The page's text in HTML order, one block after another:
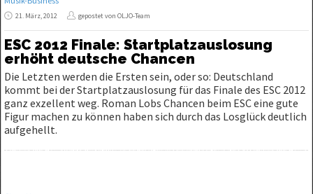
21. März, 2012 gepostet von OLJO-Team
ESC 2012 Finale: Startplatzauslosung
erhöht deutsche Chancen
Die Letzten werden die Ersten sein, oder so: Deutschland
kommt bei der Startplatzauslosung für das Finale des ESC 2012
ganz exzellent weg. Roman Lobs Chancen beim ESC eine gute
Figur machen zu können haben sich durch das Losglück deutlich
aufgehellt.